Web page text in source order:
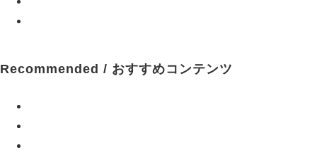
Recommended / おすすめコンテンツ